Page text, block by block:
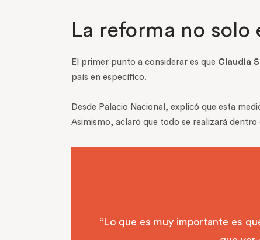
La reforma no solo
El primer punto a considerar es que Claudia
país en específico.
Desde Palacio Nacional, explicó que esta
Asimismo, aclaró que todo se realizará
“Lo que es muy importante es